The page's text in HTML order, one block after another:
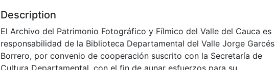
Description
El Archivo del Patrimonio Fotográfico y Fílmico del Valle del Cauca es
responsabilidad de la Biblioteca Departamental del Valle Jorge Garcés
Borrero, por convenio de cooperación suscrito con la Secretaría de
Cultura Departamental, con el fin de aunar esfuerzos para su